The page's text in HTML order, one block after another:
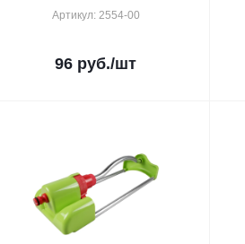
Артикул: 2554-00
96 руб./шт